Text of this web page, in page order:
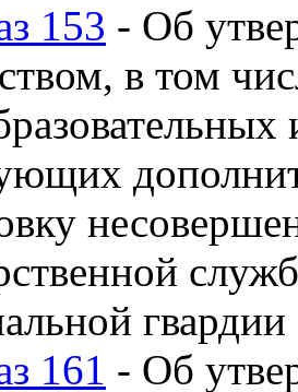
153 - Об
в том
161 - Об